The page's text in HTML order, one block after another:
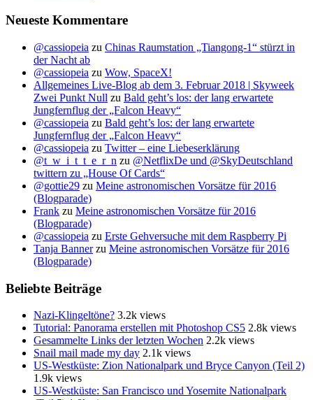
Neueste Kommentare
@cassiopeia zu Chinas Raumstation „Tiangong-1“ stürzt in
der Nacht ab
@cassiopeia zu Wow, SpaceX!
Allgemeines Live-Blog ab dem 3. Februar 2018 | Skyweek
Zwei Punkt Null zu Bald geht’s los: der lang erwartete
Jungfernflug der „Falcon Heavy“
@cassiopeia zu Bald geht’s los: der lang erwartete
Jungfernflug der „Falcon Heavy“
@cassiopeia zu Twitter – eine Liebeserklärung
@t_w_i_t_t_e_r_n zu @NetflixDe und @SkyDeutschland
twittern zu „House Of Cards“
@gottie29 zu Meine astronomischen Vorsätze für 2016
(Blogparade)
Frank zu Meine astronomischen Vorsätze für 2016
(Blogparade)
@cassiopeia zu Erste Gehversuche mit dem Raspberry Pi
Tanja Bannerzu Meine astronomischen Vorsätze für 2016
(Blogparade)
Beliebte Beiträge
Nazi-Klingeltöne? 3.2k views
Tutorial: Panorama erstellen mit Photoshop CS5 2.8k views
Gesammelte Links der letzten Wochen 2.2k views
Snail mail made my day 2.1k views
US-Westküste: Zion Nationalpark und Bryce Canyon (Teil 2)
1.9k views
US-Westküste: San Francisco und Yosemite Nationalpark